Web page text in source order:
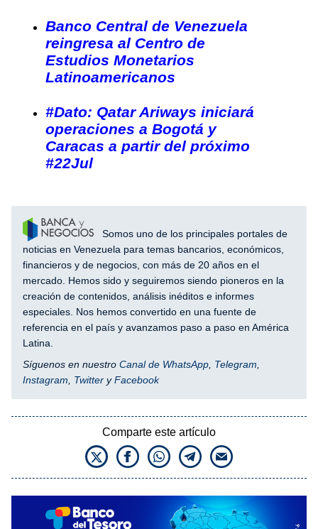
Banco Central de Venezuela
reingresa al Centro de
Estudios Monetarios
Latinoamericanos
#Dato: Qatar Ariways iniciará
operaciones a Bogotá y
Caracas a partir del próximo
#22Jul
Somos uno de los principales portales de
noticias en Venezuela para temas bancarios, económicos,
financieros y de negocios, con más de 20 años en el
mercado. Hemos sido y seguiremos siendo pioneros en la
creación de contenidos, análisis inéditos e informes
especiales. Nos hemos convertido en una fuente de
referencia en el país y avanzamos paso a paso en América
Latina.
Síguenos en nuestro Canal de WhatsApp Telegram
Instagram
Twitter yFacebook
Comparte este artículo